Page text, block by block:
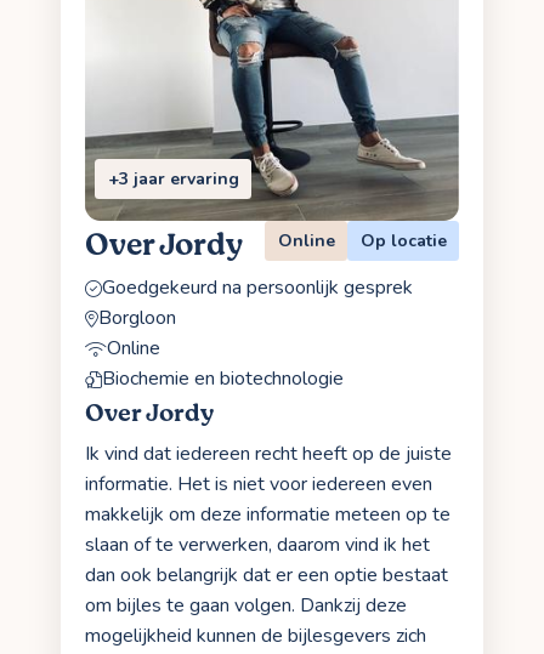
+3 jaar ervaring
Over Jordy Online Op locatie
Goedgekeurd na persoonlijk gesprek
Borgloon
Online
Biochemie en biotechnologie
Over Jordy
Ik vind dat iedereen recht heeft op de juiste
informatie. Het is niet voor iedereen even
makkelijk om deze informatie meteen op te
slaan of te verwerken, daarom vind ik het
dan ook belangrijk dat er een optie bestaat
om bijles te gaan volgen. Dankzij deze
mogelijkheid kunnen de bijlesgevers zich